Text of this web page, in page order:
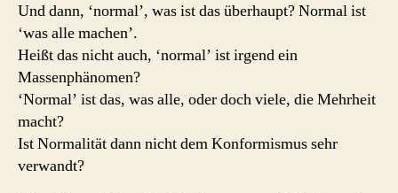
Und dann, ‘normal’, was ist das überhaupt? Normal ist
‘was alle machen’.
Heißt das nicht auch, ‘normal’ ist irgend ein
Massenphänomen?
‘Normal’ ist das, was alle, oder doch viele, die Mehrheit
macht?
Ist Normalität dann nicht dem Konformismus sehr
verwandt?